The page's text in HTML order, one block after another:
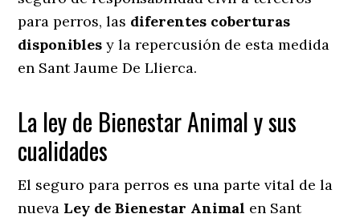
para perros, las diferentes coberturas
disponibles y la repercusión de esta medida
en Sant Jaume De Llierca.
La ley de Bienestar Animal y sus
cualidades
El seguro para perros es una parte vital de la
nueva Ley de Bienestar Animal en Sant